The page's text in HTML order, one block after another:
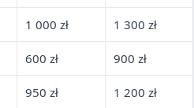
1 000 zł 1 300 zł
600 zł 900 zł
950 zł 1 200 zł